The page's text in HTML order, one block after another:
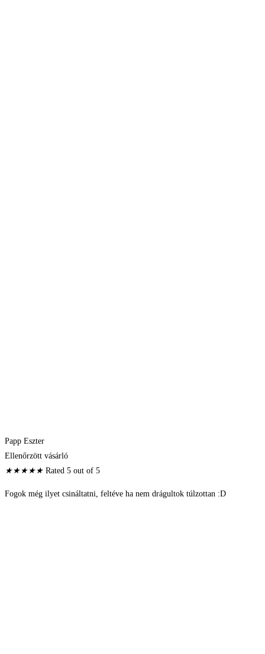
Papp Eszter
Ellenőrzött vásárló
★★★★★ Rated 5 out of 5
Fogok még ilyet csináltatni, feltéve ha nem drágultok túlzottan :D